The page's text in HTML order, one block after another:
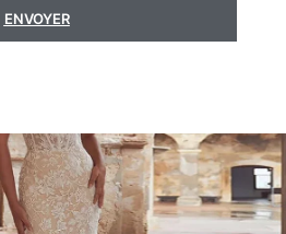
ENVOYER